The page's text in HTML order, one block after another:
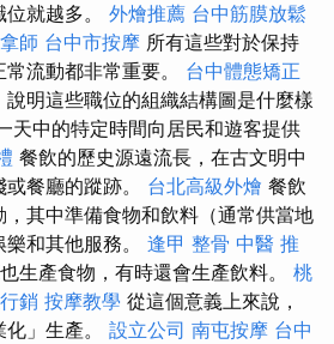
就越多。 外燴推薦 台中筋膜放鬆
師 台中市按摩 所有這些對於保持
流動都非常重要。 台中體態矯正
明這些職位的組織結構圖是什麼樣
天中的特定時間向居民和遊客提供
餐飲的歷史源遠流長，在古文明中
餐廳的蹤跡。 台北高級外燴 餐飲
其中準備食物和飲料（通常供當地
和其他服務。 逢甲 整骨 中醫 推
生產食物，有時還會生產飲料。 桃
銷 按摩教學 從這個意義上來說，
」生產。 設立公司 南屯按摩 台中